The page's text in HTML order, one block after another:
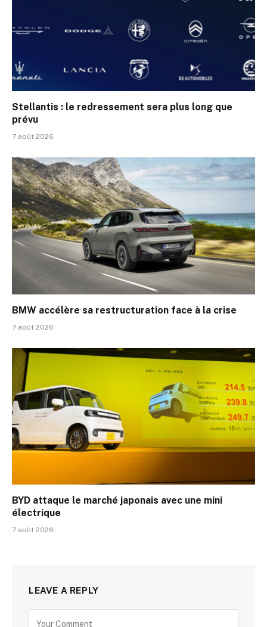
Stellantis : le redressement sera plus long que
prévu
7 août 2026
BMW accélère sa restructuration face à la crise
7 août 2026
BYD attaque le marché japonais avec une mini
électrique
7 août 2026
LEAVE A REPLY